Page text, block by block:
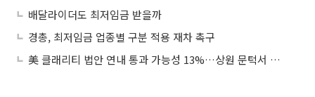
배달라이더도 최저임금 받을까
경총, 최저임금 업종별 구분 적용 재차 촉구
美 클래리티 법안 연내 통과 가능성 13%…상원 문턱서 제동